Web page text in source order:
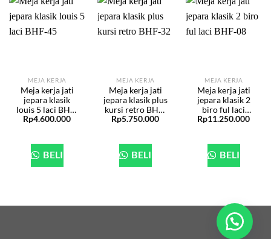
MEJA KERJA
Meja kerja jati
jepara klasik
louis 5 laci BHF-
45
Rp4.600.000
BELI
MEJA KERJA
Meja kerja jati
jepara klasik plus
kursi retro BHF-
32
Rp5.750.000
BELI
MEJA KERJA
Meja kerja jati
jepara klasik 2
biro ful laci
BHF-08
Rp11.250.000
BELI